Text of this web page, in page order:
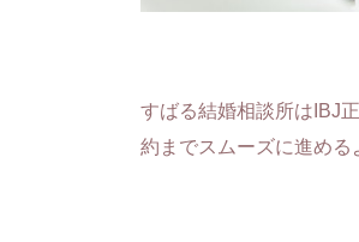
すばる結婚相談所はIBJ
約までスムーズに進める